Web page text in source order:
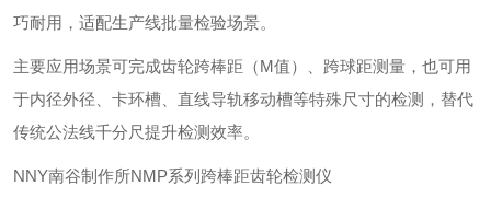
巧耐用，适配生产线批量检验场景。
‌主要应用场景‌可完成齿轮跨棒距（M值）、跨球距测量，也可用
于内径外径、卡环槽、直线导轨移动槽等特殊尺寸的检测，替代
传统公法线千分尺提升检测效率。
NNY南谷制作所NMP系列跨棒距齿轮检测仪